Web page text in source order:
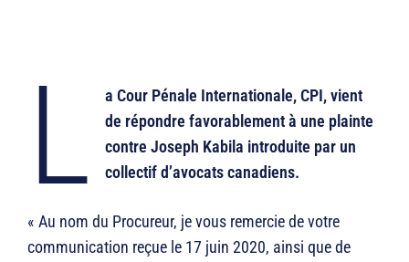
L
a Cour Pénale Internationale, CPI, vient
de répondre favorablement à une plainte
contre Joseph Kabila introduite par un
collectif d’avocats canadiens.
« Au nom du Procureur, je vous remercie de votre
communication reçue le 17 juin 2020, ainsi que de